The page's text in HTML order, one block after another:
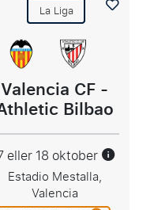
La Liga
Valencia CF -
Bilbao
eller 18 oktober
Estadio Mestalla,
Valencia